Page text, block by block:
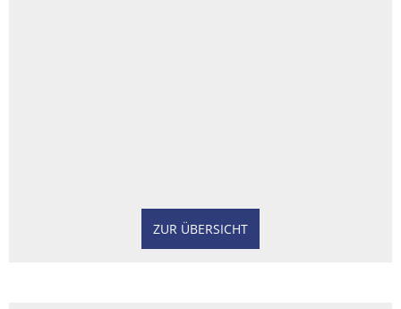
ZUR ÜBERSICHT